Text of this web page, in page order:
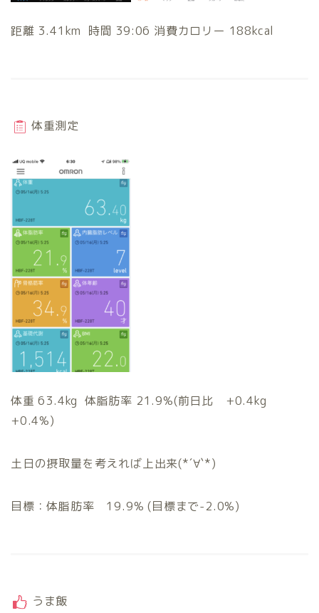
距離 3.41km 時間 39:06 消費カロリー 188kcal
体重測定
体重 63.4kg 体脂肪率 21.9%(前日比 +0.4kg
+0.4%)
土日の摂取量を考えれば上出来(*´∀`*)
目標：体脂肪率 19.9% (目標まで-2.0%)
うま飯